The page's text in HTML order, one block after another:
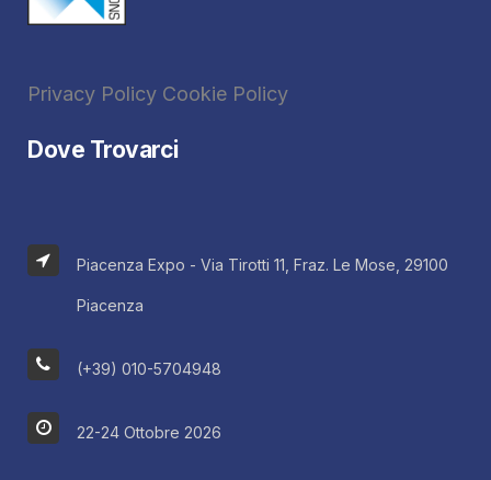
Privacy Policy Cookie Policy
Dove Trovarci
Piacenza Expo - Via Tirotti 11, Fraz. Le Mose, 29100
Piacenza
(+39) 010-5704948
22-24 Ottobre 2026